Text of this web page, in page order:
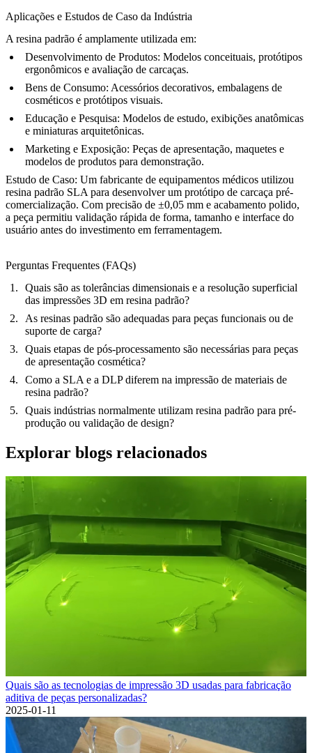
Aplicações e Estudos de Caso da Indústria
A resina padrão é amplamente utilizada em:
Desenvolvimento de Produtos: Modelos conceituais, protótipos
ergonômicos e avaliação de carcaças.
Bens de Consumo: Acessórios decorativos, embalagens de
cosméticos e protótipos visuais.
Educação e Pesquisa: Modelos de estudo, exibições anatômicas
e miniaturas arquitetônicas.
Marketing e Exposição: Peças de apresentação, maquetes e
modelos de produtos para demonstração.
Estudo de Caso: Um fabricante de equipamentos médicos utilizou
resina padrão SLA para desenvolver um protótipo de carcaça pré-
comercialização. Com precisão de ±0,05 mm e acabamento polido,
a peça permitiu validação rápida de forma, tamanho e interface do
usuário antes do investimento em ferramentagem.
Perguntas Frequentes (FAQs)
Quais são as tolerâncias dimensionais e a resolução superficial
das impressões 3D em resina padrão?
As resinas padrão são adequadas para peças funcionais ou de
suporte de carga?
Quais etapas de pós-processamento são necessárias para peças
de apresentação cosmética?
Como a SLA e a DLP diferem na impressão de materiais de
resina padrão?
Quais indústrias normalmente utilizam resina padrão para pré-
produção ou validação de design?
Explorar blogs relacionados
Quais são as tecnologias de impressão 3D usadas para fabricação
aditiva de peças personalizadas?
2025-01-11